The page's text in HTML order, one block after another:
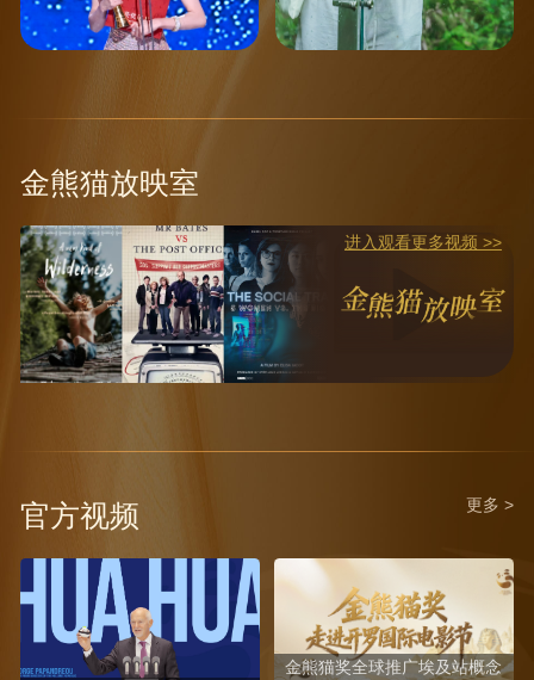
金熊猫放映室
进入观看更多视频 >>
官方视频 更多 >
金熊猫奖全球推广埃及站概念